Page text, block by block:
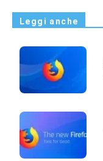
Leggi anche